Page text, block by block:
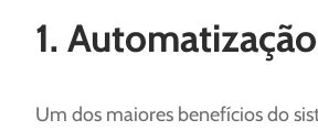
1.
Um dos maiores benefícios do